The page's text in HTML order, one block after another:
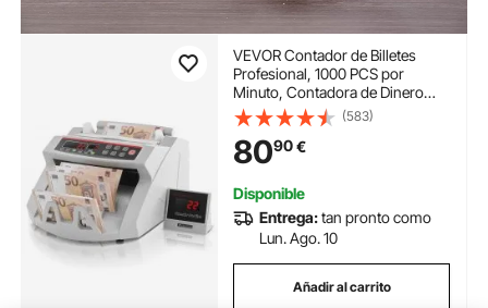
VEVOR Contador de Billetes
Profesional, 1000 PCS por
Minuto, Contadora de Dinero
con Detección de Falsos
UV/MG/IR/DD, Máquina Contar
Billetes EUR GBP USD, Pantalla
LED, para Tiendas y Bancos
(583)
8090€
Disponible
Entrega:tan pronto como
Lun. Ago. 10
Añadir al carrito